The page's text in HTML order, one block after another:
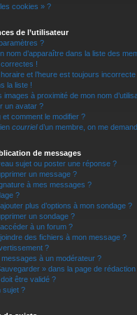
cookies » ?
de l’utilisateur
?
nom d’apparaître dans la liste des
!
et l’heure est toujours incorrecte
la liste !
à proximité de mon nom
un avatar ?
et comment le modifier ?
courrield’un membre, on me
de messages
sujet ou poster une réponse ?
un message ?
à mes messages ?
?
plus d’options à mon sondage ?
un sondage ?
à un forum ?
des fichiers à mon message ?
?
à un modérateur ?
» dans la page de
être validé ?
sujet ?